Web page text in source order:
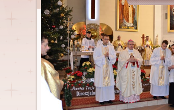
Parafia
Msze św. i nabożeństwa
Duszpasterze
Kancelaria
Historia
Parafia w statystyce